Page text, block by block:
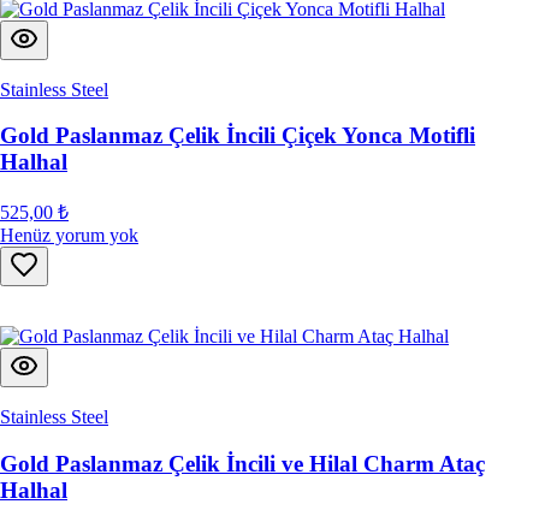
Stainless Steel
Gold Paslanmaz Çelik İncili Çiçek Yonca Motifli
Halhal
525,00 ₺
Henüz yorum yok
Stainless Steel
Gold Paslanmaz Çelik İncili ve Hilal Charm Ataç
Halhal